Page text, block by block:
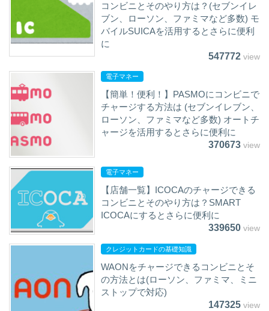
コンビニとそのやり方は？(セブンイレ
ブン、ローソン、ファミマなど多数) モ
バイルSUICAを活用するとさらに便利
に
547772view
電子マネー
【簡単！便利！】PASMOにコンビニで
チャージする方法は (セブンイレブン、
ローソン、ファミマなど多数) オートチ
ャージを活用するとさらに便利に
370673view
電子マネー
【店舗一覧】ICOCAのチャージできる
コンビニとそのやり方は？SMART
ICOCAにするとさらに便利に
339650view
クレジットカードの基礎知識
WAONをチャージできるコンビニとそ
の方法とは(ローソン、ファミマ、ミニ
ストップで対応)
147325view